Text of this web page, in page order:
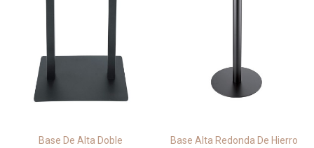
Base De Alta Doble
Base Alta Redonda De Hierro